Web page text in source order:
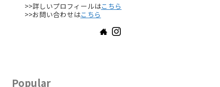
>>詳しいプロフィールはこちら
>>お問い合わせはこちら
Popular